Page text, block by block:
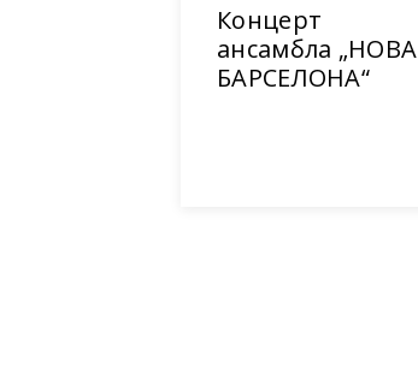
Концерт
ансамбла „НОВА
БАРСЕЛОНА“